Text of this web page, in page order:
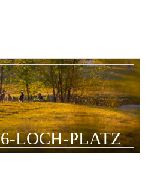
6-LOCH-PLATZ